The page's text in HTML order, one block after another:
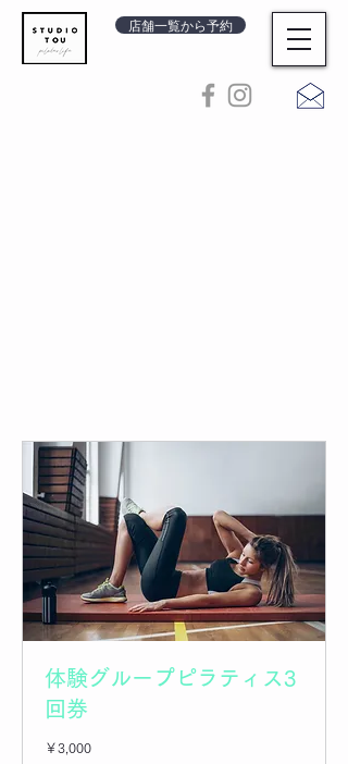
店舗一覧から予約
体験グループピラティス3
回券
3,000
円
￥3,000